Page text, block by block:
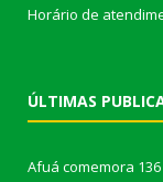
Horário de
ÚLTIMAS
Afuá comemora